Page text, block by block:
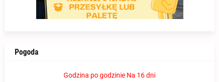
Pogoda
Godzina po godzinie Na 16 dni